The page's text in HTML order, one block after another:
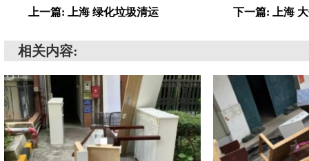
上一篇: 上海 绿化垃圾清运 下一篇: 上海
相关内容: